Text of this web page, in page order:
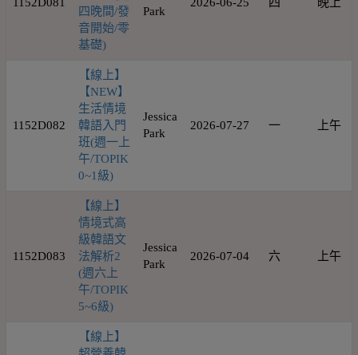
1152D081
四晚間/發
音開始/零
基礎)
Park
2026-06-25 四 晚上
1152D082
【線上】
【NEW】
生活情境
韓語入門
班(週一上
午/TOPIK
0~1級)
Jessica
Park
2026-07-27 一 上午
1152D083
【線上】
情境式高
級韓語文
法解析2
(週六上
午/TOPIK
5~6級)
Jessica
Park
2026-07-04 六 上午
【線上】